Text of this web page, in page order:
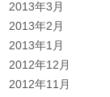
2013年3月
2013年2月
2013年1月
2012年12月
2012年11月